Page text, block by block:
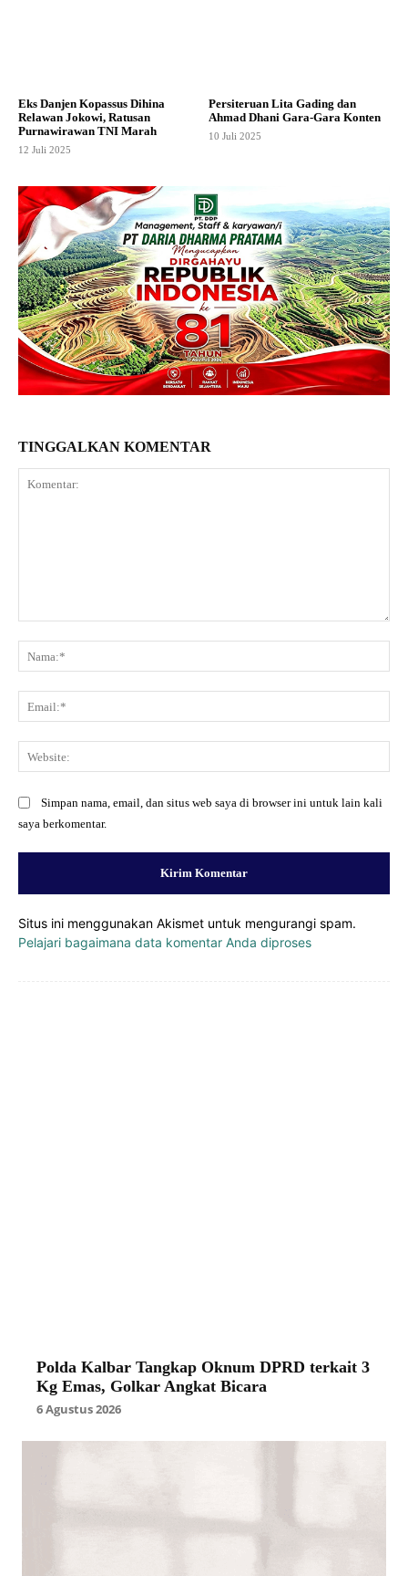
Eks Danjen Kopassus Dihina
Relawan Jokowi, Ratusan
Purnawirawan TNI Marah
12 Juli 2025
Persiteruan Lita Gading dan
Ahmad Dhani Gara-Gara Konten
10 Juli 2025
TINGGALKAN KOMENTAR
Simpan nama, email, dan situs web saya di browser ini untuk lain kali
saya berkomentar.
Situs ini menggunakan Akismet untuk mengurangi spam.
Pelajari bagaimana data komentar Anda diproses
Polda Kalbar Tangkap Oknum DPRD terkait 3
Kg Emas, Golkar Angkat Bicara
6 Agustus 2026